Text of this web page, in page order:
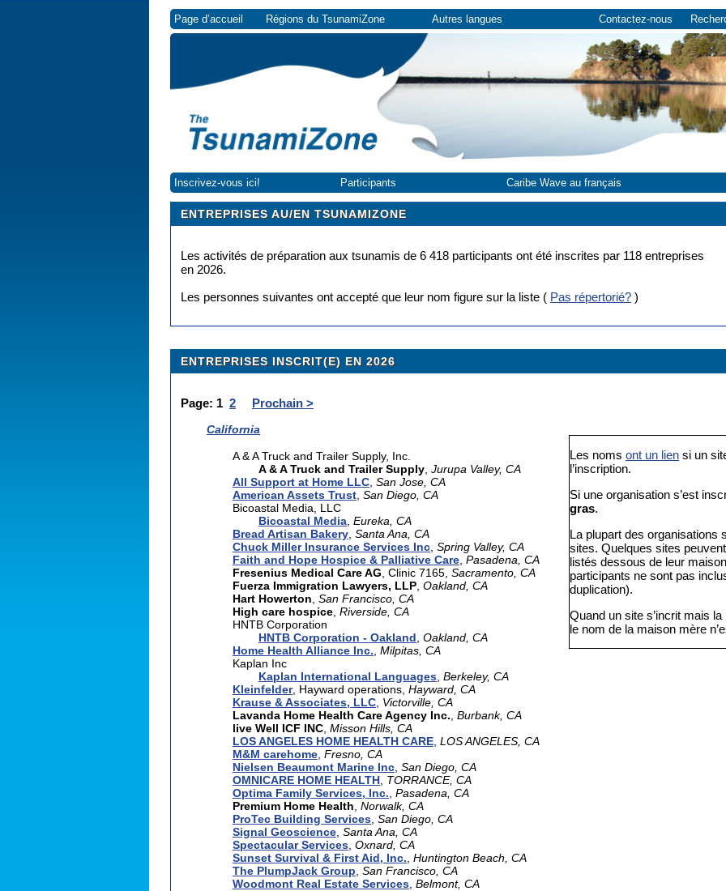
Page d’accueil Régions du TsunamiZone Autres langues Contactez-nous
Inscrivez-vous ici! Participants Caribe Wave au français
ENTREPRISES AU/EN TSUNAMIZONE
Les activités de préparation aux tsunamis de 6 418 participants ont été inscrites par 118 entreprises
en 2026.
Les personnes suivantes ont accepté que leur nom figure sur la liste ( Pas répertorié? )
ENTREPRISES INSCRIT(E) EN 2026
Page: 1 2 Prochain >
Les noms ont un lien si un
l’inscription.
Si une organisation s’est
gras.
La plupart des organisations
sites. Quelques sites
listés dessous de leur
participants ne sont pas
duplication).
Quand un site s’incrit mais
le nom de la maison mère
California
A & A Truck and Trailer Supply, Inc.
A & A Truck and Trailer Supply Jurupa Valley, CA
All Support at Home LLC San Jose, CA
American Assets Trust San Diego, CA
Bicoastal Media, LLC
Bicoastal Media Eureka, CA
Bread Artisan Bakery Santa Ana, CA
Chuck Miller Insurance Services Inc Spring Valley, CA
Faith and Hope Hospice & Palliative Care Pasadena, CA
Fresenius Medical Care AG , Clinic 7165, Sacramento, CA
Fuerza Immigration Lawyers, LLP Oakland, CA
Hart Howerton San Francisco, CA
High care hospice Riverside, CA
HNTB Corporation
HNTB Corporation - Oakland Oakland, CA
Home Health Alliance Inc. Milpitas, CA
Kaplan Inc
Kaplan International Languages Berkeley, CA
Kleinfelder, Hayward operations, Hayward, CA
Krause & Associates, LLC Victorville, CA
Lavanda Home Health Care Agency Inc. Burbank, CA
live Well ICF INC Misson Hills, CA
LOS ANGELES HOME HEALTH CARE LOS ANGELES, CA
M&M carehome Fresno, CA
Nielsen Beaumont Marine Inc San Diego, CA
OMNICARE HOME HEALTH TORRANCE, CA
Optima Family Services, Inc. Pasadena, CA
Premium Home Health Norwalk, CA
ProTec Building Services San Diego, CA
Signal Geoscience Santa Ana, CA
Spectacular Services Oxnard, CA
Sunset Survival & First Aid, Inc. Huntington Beach, CA
The PlumpJack Group San Francisco, CA
Woodmont Real Estate Services Belmont, CA